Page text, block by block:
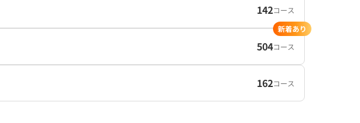
142コース
504コース
新着あり
162コース